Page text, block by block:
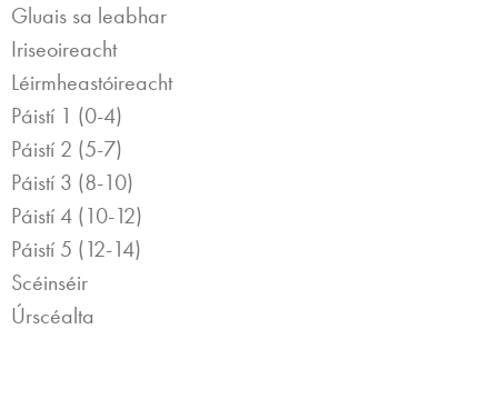
Gluais sa leabhar
Iriseoireacht
Léirmheastóireacht
Páistí 1 (0-4)
Páistí 2 (5-7)
Páistí 3 (8-10)
Páistí 4 (10-12)
Páistí 5 (12-14)
Scéinséir
Úrscéalta